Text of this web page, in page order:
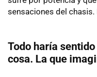
sensaciones del chasis.
Todo haría
cosa. La que